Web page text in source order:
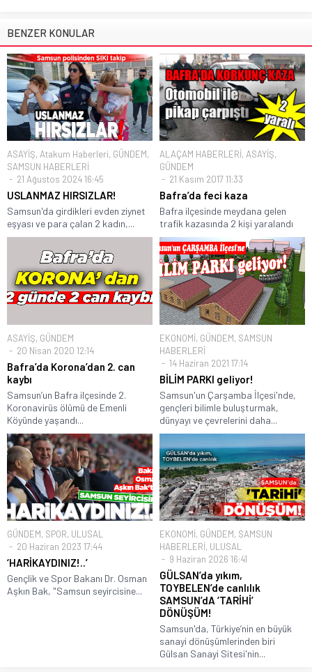
BENZER KONULAR
ASAYİŞ, Atakum Haberleri, GÜNDEM,
SAMSUN HABERLERİ
21 Ağustos 2024 16:45
USLANMAZ HIRSIZLAR!
Samsun'da girdikleri evden ziynet
eşyası ve para çalan 2 kadın,...
ALAÇAM HABERLERİ, ASAYİŞ,
GÜNDEM
21 Kasım 2017 11:33
Bafra’da feci kaza
Bafra ilçesinde meydana gelen
trafik kazasında 2 kişi yaralandı
ASAYİŞ, GÜNDEM
20 Nisan 2020 12:14
Bafra’da Korona’dan 2. can
kaybı
Samsun’un Bafra ilçesinde 2.
Koronavirüs ölümü de Emenli
Köyünde yaşandı...
EKONOMİ, GÜNDEM, SAMSUN
HABERLERİ
14 Haziran 2021 17:14
BİLİM PARKI geliyor!
Samsun'un Çarşamba İlçesi'nde,
gençleri bilimle buluşturmak,
dünyayı ve çevrelerini daha...
GÜNDEM, SPOR, ULUSAL
20 Haziran 2023 17:44
‘HARİKAYDINIZ!..’
Gençlik ve Spor Bakanı Dr. Osman
Aşkın Bak, "Samsun seyircisine...
EKONOMİ, GÜNDEM, SAMSUN
HABERLERİ, ULUSAL
9 Haziran 2026 16:41
GÜLSAN’da yıkım,
TOYBELEN’de canlılık
SAMSUN’dA ‘TARİHİ’
DÖNÜŞÜM!
Samsun'da, Türkiye’nin en büyük
sanayi dönüşümlerinden biri
Gülsan Sanayi Sitesi'nin...